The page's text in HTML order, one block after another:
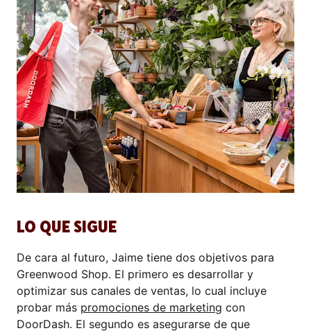
LO QUE SIGUE
De cara al futuro, Jaime tiene dos objetivos para
Greenwood Shop. El primero es desarrollar y
optimizar sus canales de ventas, lo cual incluye
probar más promociones de marketing con
DoorDash. El segundo es asegurarse de que